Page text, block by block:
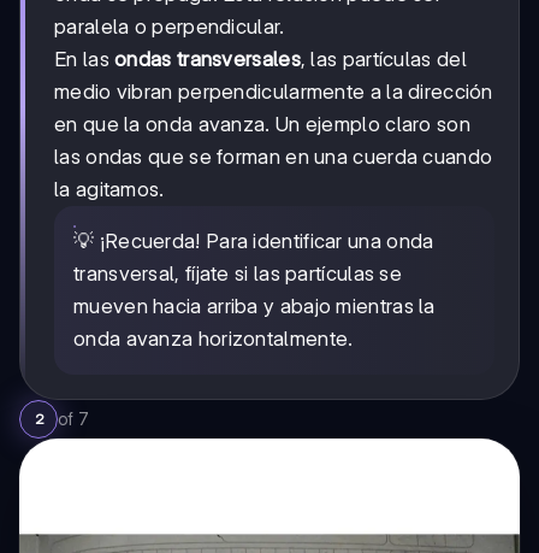
paralela o perpendicular.
En lasondas transversales, las partículas del
medio vibran perpendicularmente a la dirección
en que la onda avanza. Un ejemplo claro son
las ondas que se forman en una cuerda cuando
la agitamos.
💡 ¡Recuerda! Para identificar una onda
transversal, fíjate si las partículas se
mueven hacia arriba y abajo mientras la
onda avanza horizontalmente.
2 of 7